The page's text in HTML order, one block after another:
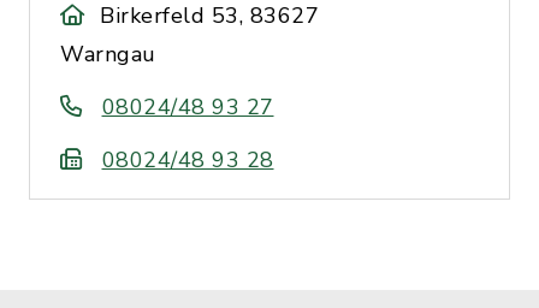
Birkerfeld 53, 83627
Warngau
08024/48 93 27
08024/48 93 28